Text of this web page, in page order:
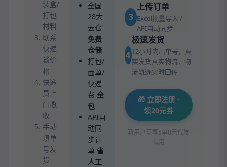
装盒/
打包
材料
联系
快递
谈价
格
快递
员上
门揽
收
手动
填单
号发
货
全国
28大
云仓
免费
仓储
打包/
面单/
快递
费全
包
API自
动同
步订
单省
人工
3
上传订单
Excel批量导入 /
API自动同步
4
极速发货
12小时内出单号，真
实发货真实物流，物
流轨迹实时回传
🎁 立即注册 ·
领20元券
新用户专享5单0元代发
试用